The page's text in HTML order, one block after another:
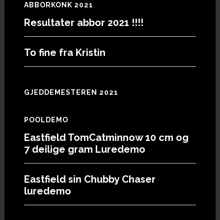
ABBORKONK 2021
Resultater abbor 2021 !!!!
To fine fra Kristin
GJEDDEMESTEREN 2021
POOLDEMO
Eastfield TomCatminnow 10 cm og
7 deilige gram Luredemo
Eastfield sin Chubby Chaser
luredemo